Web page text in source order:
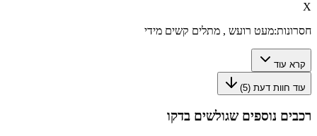
X
חסרונות:מעט רועש , מתלים קשים מידי
קרא עוד
עוד חוות דעת (5
)
רכבים נוספים שגולשים בדקו